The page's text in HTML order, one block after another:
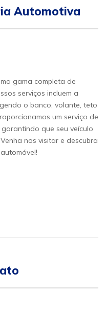
Automotiva
gama completa de
serviços incluem a
o banco, volante, teto
um serviço de
que seu veículo
nos visitar e descubra